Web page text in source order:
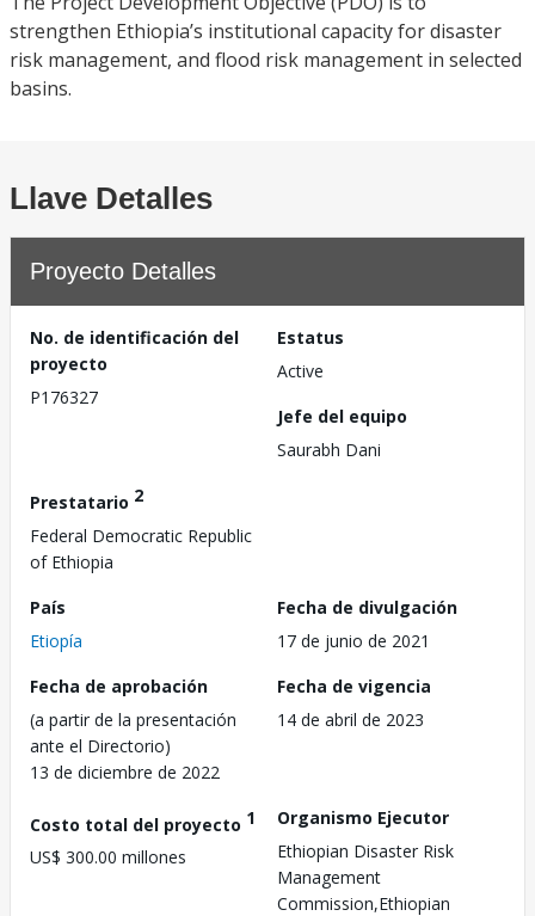
strengthen Ethiopia’s institutional capacity for disaster
risk management, and flood risk management in selected
basins.
Llave Detalles
Proyecto Detalles
No. de identificación del
proyecto
P176327
Estatus
Active
Jefe del equipo
Saurabh Dani
Prestatario 2
Federal Democratic Republic
of Ethiopia
País
Etiopía
Fecha de divulgación
17 de junio de 2021
Fecha de aprobación
(a partir de la presentación
ante el Directorio)
13 de diciembre de 2022
Fecha de vigencia
14 de abril de 2023
Costo total del proyecto 1
US$ 300.00 millones
Organismo Ejecutor
Ethiopian Disaster Risk
Management
Commission,Ethiopian